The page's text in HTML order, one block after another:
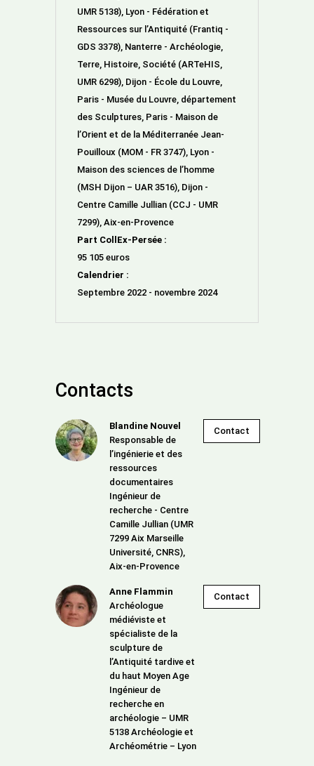
UMR 5138), Lyon - Fédération et
Ressources sur l’Antiquité (Frantiq -
GDS 3378), Nanterre - Archéologie,
Terre, Histoire, Société (ARTeHIS,
UMR 6298), Dijon - École du Louvre,
Paris - Musée du Louvre, département
des Sculptures, Paris - Maison de
l’Orient et de la Méditerranée Jean-
Pouilloux (MOM - FR 3747), Lyon -
Maison des sciences de l’homme
(MSH Dijon – UAR 3516), Dijon -
Centre Camille Jullian (CCJ - UMR
7299), Aix-en-Provence
Part CollEx-Persée :
95 105 euros
Calendrier :
Septembre 2022 - novembre 2024
Contacts
Blandine Nouvel
Responsable de
l’ingénierie et des
ressources
documentaires
Ingénieur de
recherche - Centre
Camille Jullian (UMR
7299 Aix Marseille
Université, CNRS),
Aix-en-Provence
Contact
Anne Flammin
Archéologue
médiéviste et
spécialiste de la
sculpture de
l’Antiquité tardive et
du haut Moyen Age
Ingénieur de
recherche en
archéologie – UMR
5138 Archéologie et
Archéométrie – Lyon
Contact